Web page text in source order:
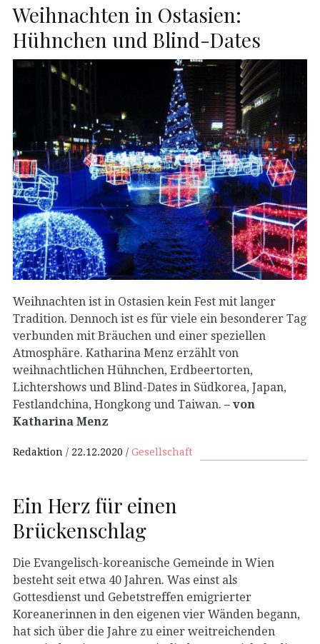
Weihnachten in Ostasien:
Hühnchen und Blind-Dates
Weihnachten ist in Ostasien kein Fest mit langer
Tradition. Dennoch ist es für viele ein besonderer Tag
verbunden mit Bräuchen und einer speziellen
Atmosphäre. Katharina Menz erzählt von
weihnachtlichen Hühnchen, Erdbeertorten,
Lichtershows und Blind-Dates in Südkorea, Japan,
Festlandchina, Hongkong und Taiwan. – von
Katharina Menz
Redaktion 22.12.2020 Gesellschaft
Ein Herz für einen
Brückenschlag
Die Evangelisch-koreanische Gemeinde in Wien
besteht seit etwa 40 Jahren. Was einst als
Gottesdienst und Gebetstreffen emigrierter
Koreanerinnen in den eigenen vier Wänden begann,
hat sich über die Jahre zu einer weitreichenden